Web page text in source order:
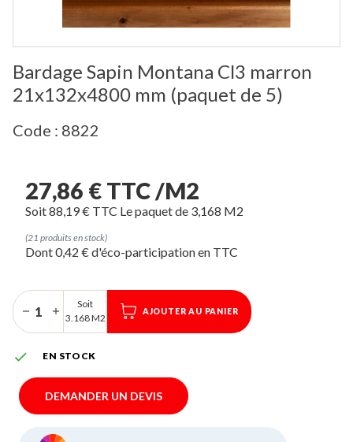
Bardage Sapin Montana Cl3 marron
21x132x4800 mm (paquet de 5)
Code : 8822
27,86 € TTC /M2
Soit 88,19 € TTC Le paquet de 3,168 M2
(21 produits en stock)
Dont 0,42 € d'éco-participation
Soit
3.168 M2
AJOUTER AU PANIER
 EN STOCK
DEMANDER UN DEVIS